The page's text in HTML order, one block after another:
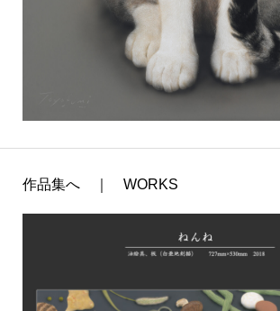
作品集へ ｜ WORKS